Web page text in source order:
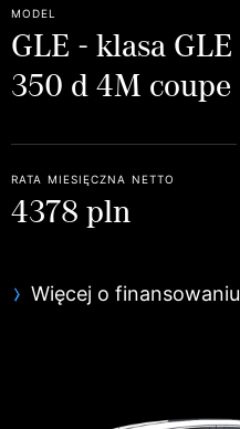
model
GLE - klasa GLE
350 d 4M coupe
rata miesięczna netto
4378 pln
Więcej o finansowaniu